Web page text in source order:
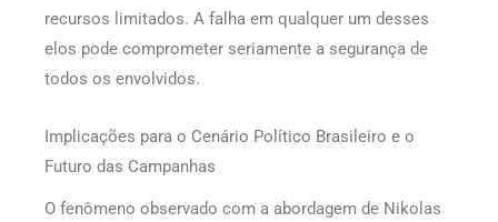
recursos limitados. A falha em qualquer um desses
elos pode comprometer seriamente a segurança de
todos os envolvidos.
Implicações para o Cenário Político Brasileiro e o
Futuro das Campanhas
O fenômeno observado com a abordagem de Nikolas